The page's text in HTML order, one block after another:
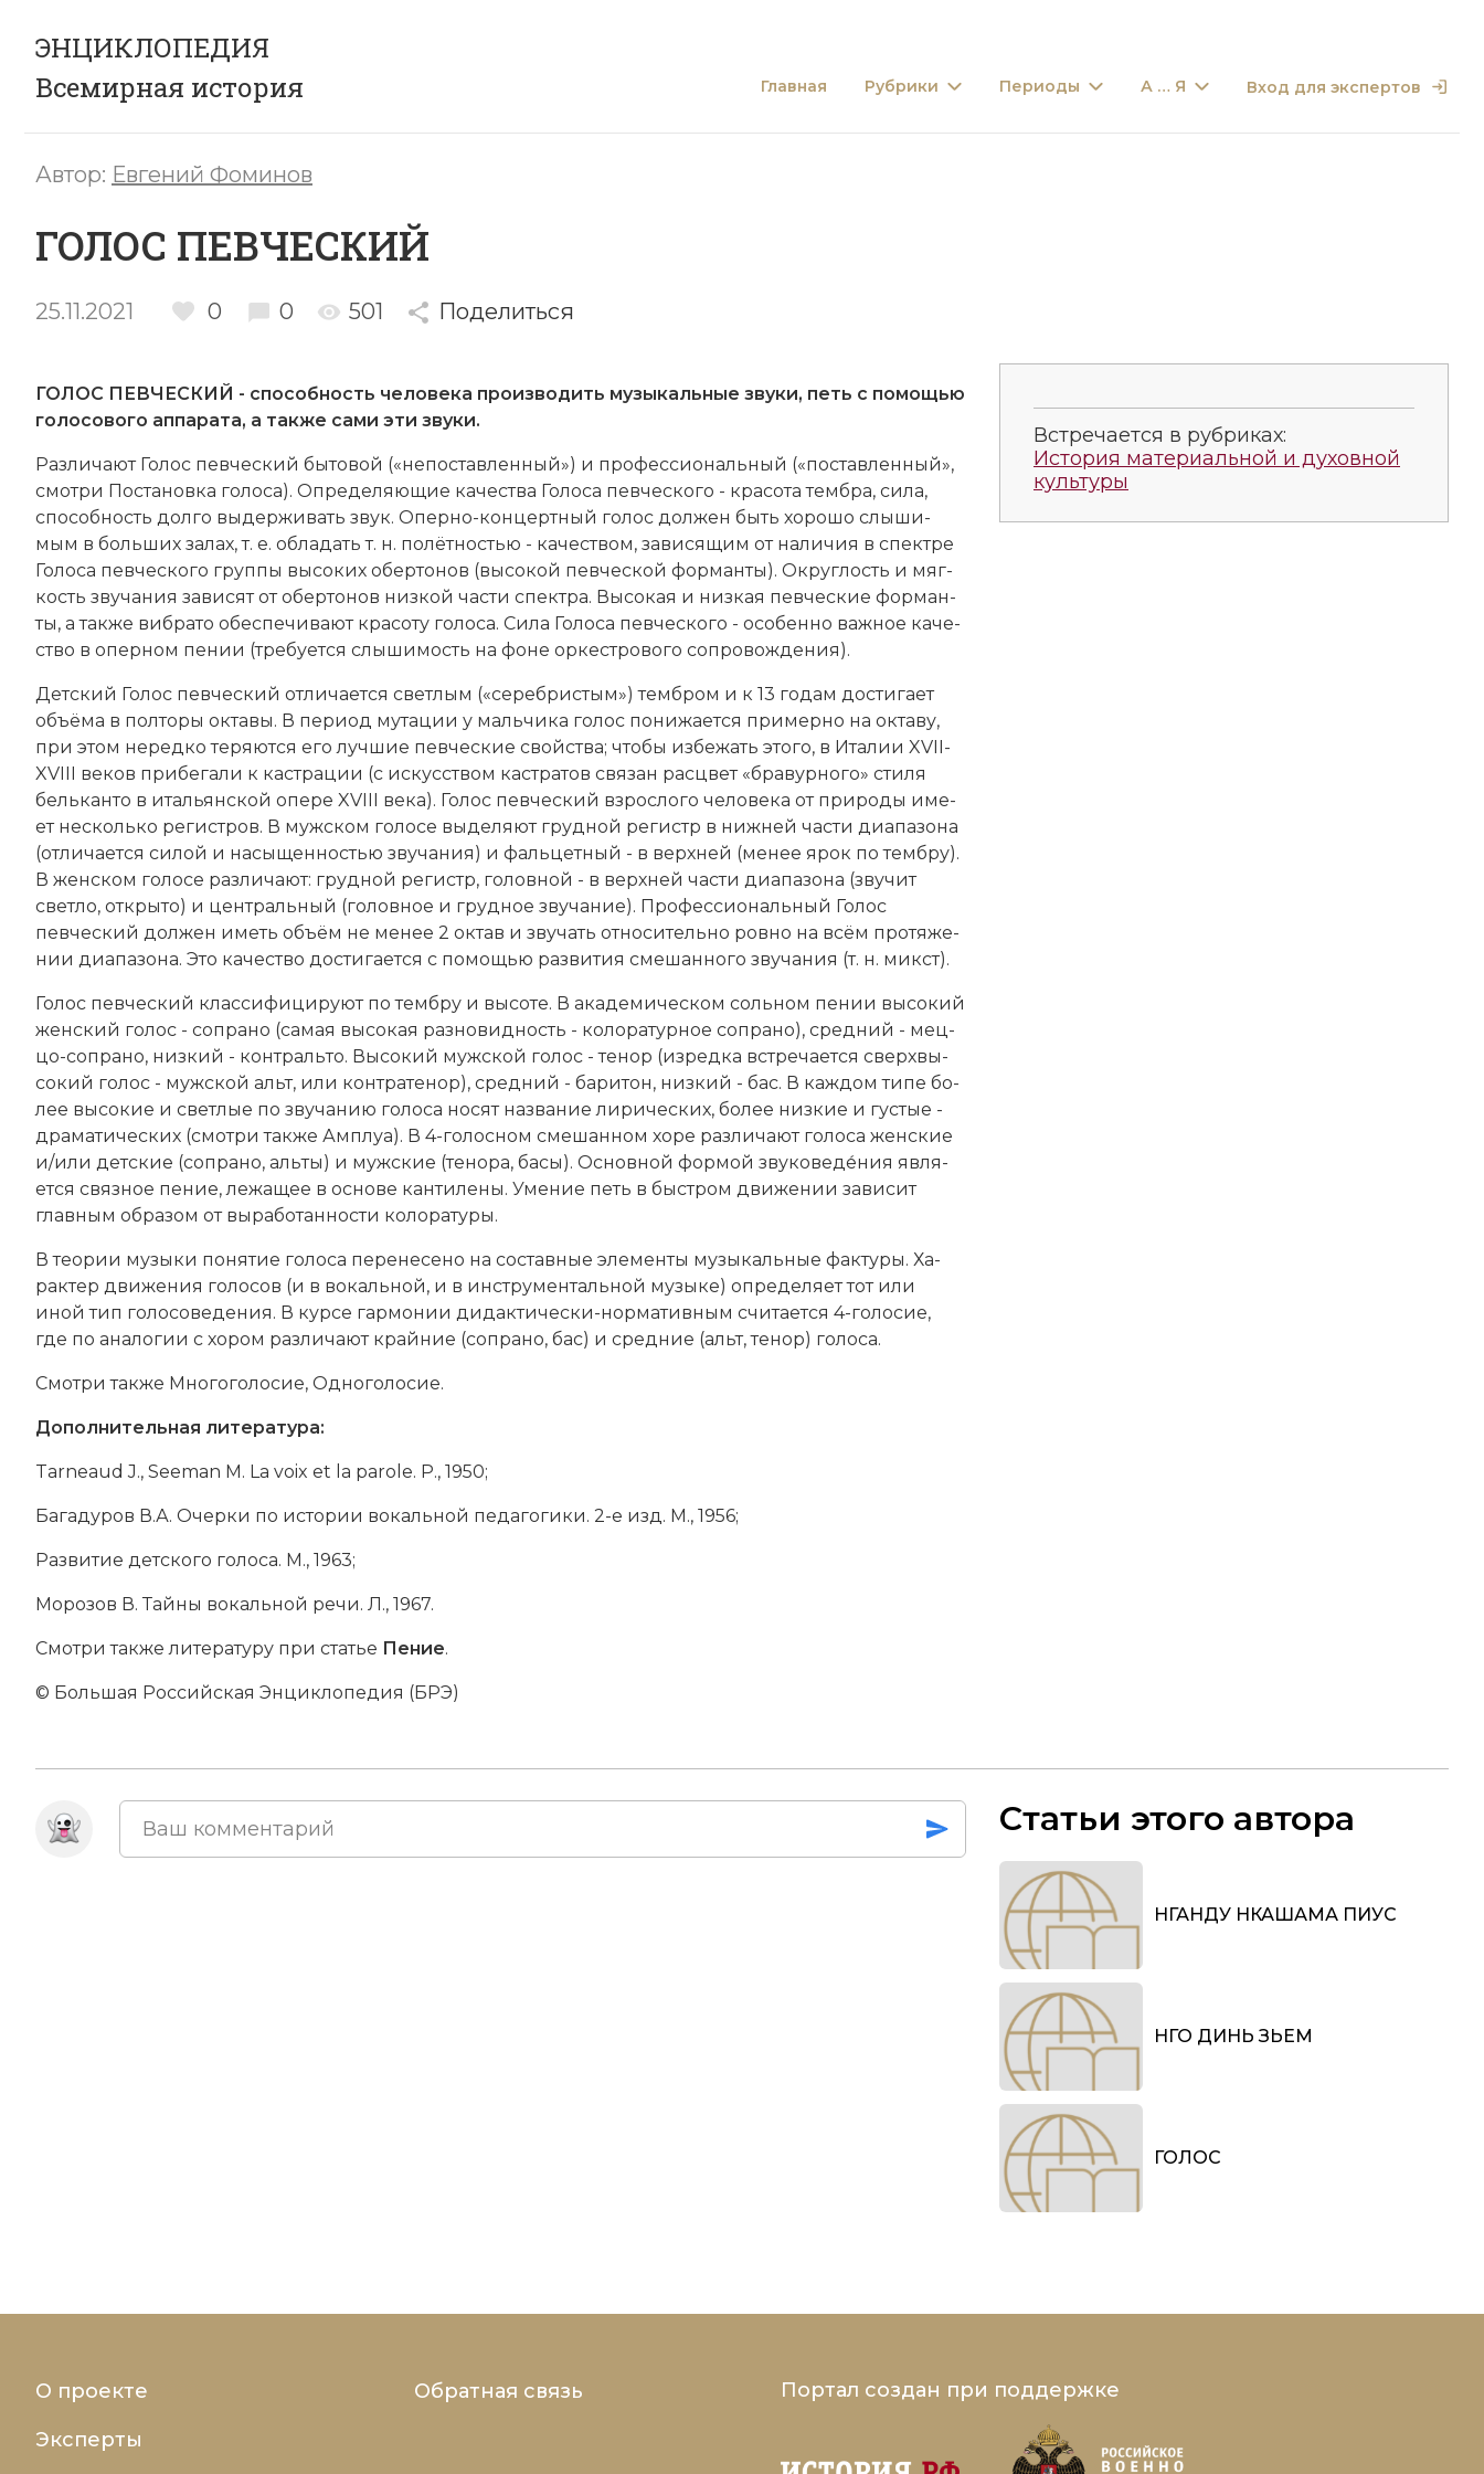
ЭНЦИКЛОПЕДИЯ
Всемирная история
Главная Рубрики Периоды А … Я Вход для экспертов
Автор: Евгений Фоминов
ГОЛОС ПЕВЧЕСКИЙ
25.11.2021 0 0 501 Поделиться
ГОЛОС ПЕВЧЕСКИЙ - способность человека производить музыкальные звуки, петь с помощью
голосового аппарата, а также сами эти звуки.
Раз­ли­ча­ют Голос певческий бы­то­вой («не­по­став­лен­ный») и про­фес­сио­наль­ный («по­став­лен­ный»,
смотри По­ста­нов­ка го­ло­са). Оп­ре­де­ляю­щие ка­че­ст­ва Голоса певческого - кра­со­та тем­бра, си­ла,
спо­соб­ность дол­го вы­дер­жи­вать звук. Опер­но-кон­церт­ный го­лос дол­жен быть хо­ро­шо слы­ши­
мым в боль­ших за­лах, т. е. об­ла­дать т. н. по­лёт­но­стью - ка­че­ст­вом, за­ви­ся­щим от на­ли­чия в спек­тре
Голоса певческого груп­пы вы­со­ких обер­то­нов (вы­со­кой пев­че­ской фор­ман­ты). Ок­руг­лость и мяг­
кость зву­ча­ния за­ви­сят от обер­то­нов низ­кой час­ти спек­тра. Вы­со­кая и низ­кая пев­че­ские фор­ман­
ты, а так­же виб­ра­то обес­пе­чи­ва­ют кра­со­ту го­ло­са. Си­ла Голоса певческого - осо­бен­но важ­ное ка­че­
ст­во в опер­ном пе­нии (тре­бу­ет­ся слы­ши­мость на фо­не ор­ке­ст­ро­во­го со­про­во­ж­де­ния).
Дет­ский Голос певческий от­ли­ча­ет­ся свет­лым («се­реб­ри­стым») тем­бром и к 13 го­дам дос­ти­га­ет
объ­ё­ма в пол­то­ры ок­та­вы. В пе­ри­од му­та­ции у маль­чи­ка го­лос по­ни­жа­ет­ся при­мер­но на ок­та­ву,
при этом не­ред­ко те­ря­ют­ся его луч­шие пев­че­ские свой­ст­ва; что­бы из­бе­жать это­го, в Ита­лии XVII-
XVIII веков при­бе­га­ли к ка­ст­ра­ции (с искусством ка­ст­ра­тов свя­зан рас­цвет «бра­вур­но­го» сти­ля
бель­кан­то в итальянской опе­ре XVIII века). Голос певческий взрос­ло­го че­ло­ве­ка от при­ро­ды име­
ет несколько ре­ги­ст­ров. В муж­ском го­ло­се вы­де­ля­ют груд­ной ре­гистр в ниж­ней час­ти диа­па­зо­на
(от­ли­ча­ет­ся си­лой и на­сы­щен­но­стью зву­ча­ния) и фаль­цет­ный - в верх­ней (ме­нее ярок по тем­бру).
В жен­ском го­ло­се раз­ли­ча­ют: груд­ной ре­гистр, го­лов­ной - в верх­ней час­ти диа­па­зо­на (зву­чит
свет­ло, от­кры­то) и цен­траль­ный (го­лов­ное и груд­ное зву­ча­ние). Профессиональный Голос
певческий дол­жен иметь объ­ём не ме­нее 2 ок­тав и зву­чать от­но­си­тель­но ров­но на всём про­тя­же­
нии диа­па­зо­на. Это ка­че­ст­во дос­ти­га­ет­ся с по­мо­щью раз­ви­тия сме­шан­но­го зву­ча­ния (т. н. микст).
Голос певческий клас­си­фи­ци­ру­ют по тем­бру и вы­со­те. В ака­де­мическом соль­ном пе­нии вы­со­кий
жен­ский го­лос - со­пра­но (са­мая вы­со­кая раз­но­вид­ность - ко­ло­ра­тур­ное со­пра­но), сред­ний - мец­
цо-со­пра­но, низ­кий - кон­траль­то. Вы­со­кий муж­ской го­лос - те­нор (из­ред­ка встре­ча­ет­ся сверх­вы­
со­кий го­лос - муж­ской альт, или кон­тра­те­нор), сред­ний - ба­ри­тон, низ­кий - бас. В ка­ж­дом ти­пе бо­
лее вы­со­кие и свет­лые по зву­ча­нию го­ло­са но­сят название ли­ри­че­ских, бо­лее низ­кие и гус­тые -
дра­ма­ти­че­ских (смотри так­же Ам­п­луа). В 4-го­лос­ном сме­шан­ном хо­ре раз­ли­ча­ют го­ло­са жен­ские
и/или дет­ские (со­пра­но, аль­ты) и муж­ские (те­но­ра, ба­сы). Основной фор­мой зву­ко­веде́ния яв­ля­
ет­ся связ­ное пе­ние, ле­жа­щее в ос­но­ве кан­ти­ле­ны. Уме­ние петь в бы­ст­ром дви­же­нии за­ви­сит
главным образом от вы­ра­бо­тан­но­сти ко­ло­ра­ту­ры.
В тео­рии му­зы­ки по­ня­тие го­ло­са пе­ре­не­се­но на со­став­ные эле­мен­ты музыкальные фак­ту­ры. Ха­
рак­тер дви­же­ния го­ло­сов (и в во­каль­ной, и в ин­ст­ру­мен­таль­ной му­зы­ке) оп­ре­де­ля­ет тот или
иной тип го­ло­со­ве­де­ния. В кур­се гар­мо­нии ди­дак­ти­че­ски-нор­ма­тив­ным счи­та­ет­ся 4-го­ло­сие,
где по ана­ло­гии с хо­ром раз­ли­ча­ют край­ние (со­пра­но, бас) и сред­ние (альт, те­нор) го­ло­са.
Смотри так­же Мно­го­го­ло­сие, Од­но­го­ло­сие.
Дополнительная литература:
Tarneaud J., Seeman M. La voix et la parole. P., 1950;
Ба­га­ду­ров В.А. Очер­ки по ис­то­рии во­каль­ной пе­да­го­ги­ки. 2-е изд. М., 1956;
Раз­ви­тие дет­ско­го го­ло­са. М., 1963;
Мо­ро­зов В. Тай­ны во­каль­ной ре­чи. Л., 1967.
Смотри так­же литературу при статье Пе­ние.
© Большая Российская Энциклопедия (БРЭ)
Встречается в рубриках:
История материальной и духовной
культуры
Статьи этого автора
НГАНДУ НКАШАМА ПИУС
НГО ДИНЬ ЗЬЕМ
ГОЛОС
О проекте
Эксперты
Обратная связь Портал создан при поддержке